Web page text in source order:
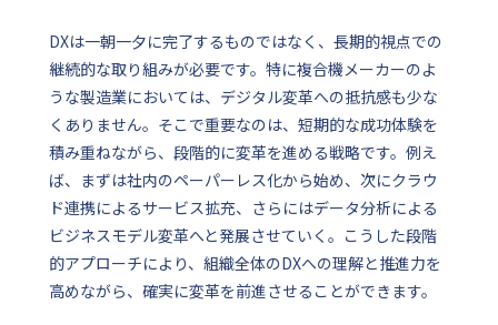
DXは一朝一夕に完了するものではなく、長期的視点での
継続的な取り組みが必要です。特に複合機メーカーのよ
うな製造業においては、デジタル変革への抵抗感も少な
くありません。そこで重要なのは、短期的な成功体験を
積み重ねながら、段階的に変革を進める戦略です。例え
ば、まずは社内のペーパーレス化から始め、次にクラウ
ド連携によるサービス拡充、さらにはデータ分析による
ビジネスモデル変革へと発展させていく。こうした段階
的アプローチにより、組織全体のDXへの理解と推進力を
高めながら、確実に変革を前進させることができます。